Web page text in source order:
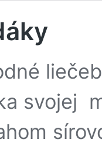
svojej